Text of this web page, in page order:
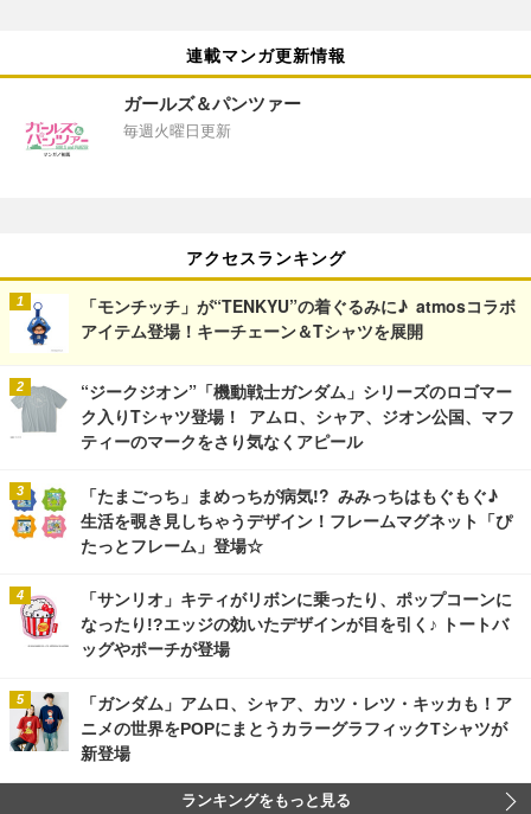
連載マンガ更新情報
ガールズ＆パンツァー
毎週火曜日更新
アクセスランキング
「モンチッチ」が“TENKYU”の着ぐるみに♪ atmosコラボ
アイテム登場！キーチェーン＆Tシャツを展開
“ジークジオン”「機動戦士ガンダム」シリーズのロゴマー
ク入りTシャツ登場！ アムロ、シャア、ジオン公国、マフ
ティーのマークをさり気なくアピール
「たまごっち」まめっちが病気!? みみっちはもぐもぐ♪
生活を覗き見しちゃうデザイン！フレームマグネット「ぴ
たっとフレーム」登場☆
「サンリオ」キティがリボンに乗ったり、ポップコーンに
なったり!?エッジの効いたデザインが目を引く♪ トートバ
ッグやポーチが登場
「ガンダム」アムロ、シャア、カツ・レツ・キッカも！ア
ニメの世界をPOPにまとうカラーグラフィックTシャツが
新登場
ランキングをもっと見る